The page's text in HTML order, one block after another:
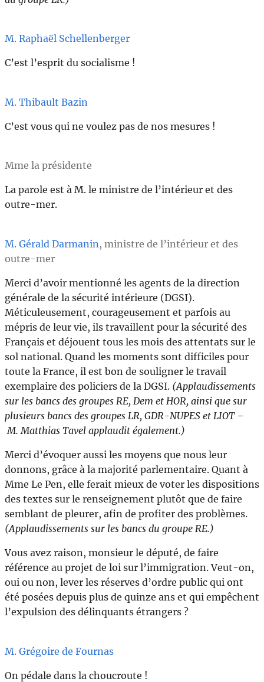
M. Raphaël Schellenberger
C’est l’esprit du socialisme !
M. Thibault Bazin
C’est vous qui ne voulez pas de nos mesures !
Mme la présidente
La parole est à M. le ministre de l’intérieur et des
outre-mer.
M. Gérald Darmanin , ministre de l’intérieur et des
outre-mer
Merci d’avoir mentionné les agents de la direction
générale de la sécurité intérieure (DGSI).
Méticuleusement, courageusement et parfois au
mépris de leur vie, ils travaillent pour la sécurité des
Français et déjouent tous les mois des attentats sur le
sol national. Quand les moments sont difficiles pour
toute la France, il est bon de souligner le travail
exemplaire des policiers de la DGSI. (Applaudissements
sur les bancs des groupes RE, Dem et HOR, ainsi que sur
plusieurs bancs des groupes LR, GDR-NUPES et LIOT –
M. Matthias Tavel applaudit également.)
Merci d’évoquer aussi les moyens que nous leur
donnons, grâce à la majorité parlementaire. Quant à
Mme Le Pen, elle ferait mieux de voter les dispositions
des textes sur le renseignement plutôt que de faire
semblant de pleurer, afin de profiter des problèmes.
(Applaudissements sur les bancs du groupe RE.)
Vous avez raison, monsieur le député, de faire
référence au projet de loi sur l’immigration. Veut-on,
oui ou non, lever les réserves d’ordre public qui ont
été posées depuis plus de quinze ans et qui empêchent
l’expulsion des délinquants étrangers ?
M. Grégoire de Fournas
On pédale dans la choucroute !